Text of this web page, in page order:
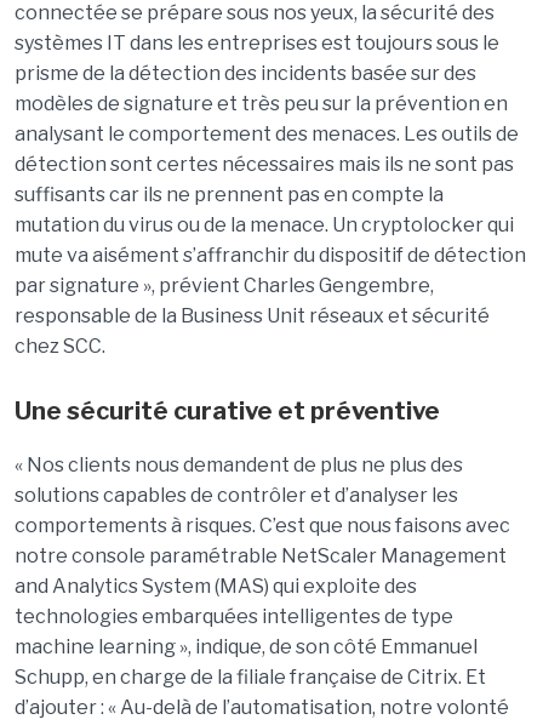
connectée se prépare sous nos yeux, la sécurité des
systèmes IT dans les entreprises est toujours sous le
prisme de la détection des incidents basée sur des
modèles de signature et très peu sur la prévention en
analysant le comportement des menaces. Les outils de
détection sont certes nécessaires mais ils ne sont pas
suffisants car ils ne prennent pas en compte la
mutation du virus ou de la menace. Un cryptolocker qui
mute va aisément s’affranchir du dispositif de détection
par signature », prévient Charles Gengembre,
responsable de la Business Unit réseaux et sécurité
chez SCC.
Une sécurité curative et préventive
« Nos clients nous demandent de plus ne plus des
solutions capables de contrôler et d’analyser les
comportements à risques. C’est que nous faisons avec
notre console paramétrable NetScaler Management
and Analytics System (MAS) qui exploite des
technologies embarquées intelligentes de type
machine learning », indique, de son côté Emmanuel
Schupp, en charge de la filiale française de Citrix. Et
d’ajouter : « Au-delà de l’automatisation, notre volonté